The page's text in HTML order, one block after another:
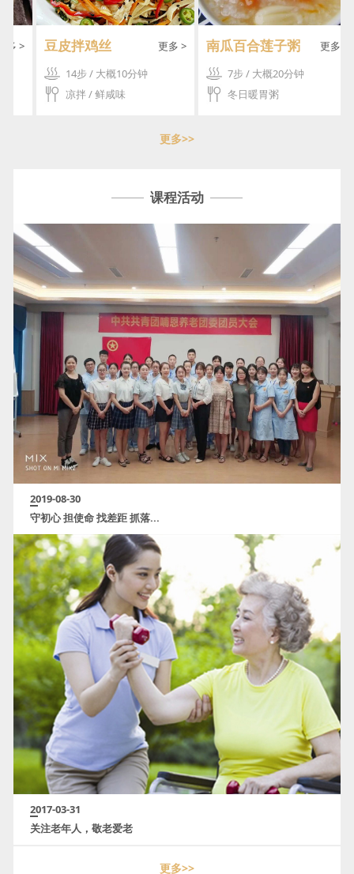
豆皮拌鸡丝
更多 >
14步 / 大概10分钟
凉拌 / 鲜咸味
南瓜百合莲子粥
更多 >
7步 / 大概20分钟
冬日暖胃粥
更多>>
课程活动
2019-08-30
守初心 担使命 找差距 抓落...
2017-03-31
关注老年人，敬老爱老
更多>>